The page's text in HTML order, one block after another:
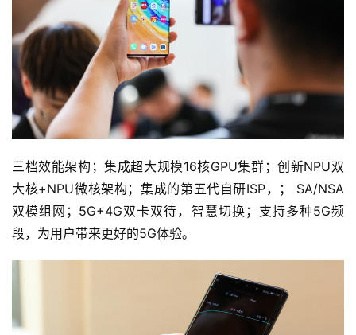
三档效能架构；集成超大规模16核GPU集群；创新NPU双
大核+NPU微核架构；集成的第五代自研ISP，； SA/NSA
双模组网；5G+4G双卡双待，智慧切换；支持多种5G频
段，为用户带来更好的5G体验。